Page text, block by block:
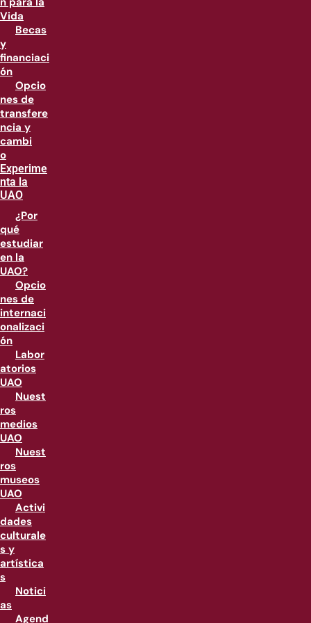
Vida
Becas
y
financiaci
ón
Opcio
nes de
transfere
ncia y
cambi
o
Experime
nta la
UAO
¿Por
qué
estudiar
en la
UAO?
Opcio
nes de
internaci
onalizaci
ón
Labor
atorios
UAO
Nuest
ros
medios
UAO
Nuest
ros
museos
UAO
Activi
dades
culturale
s y
artística
s
Notici
as
Agend